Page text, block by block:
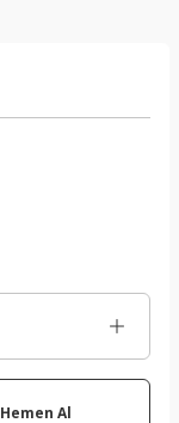
Hemen Al